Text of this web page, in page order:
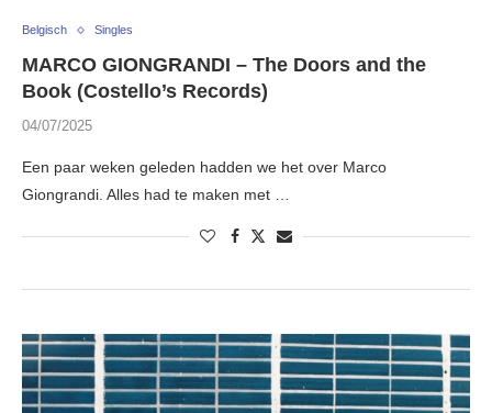
Belgisch Singles
MARCO GIONGRANDI – The Doors and the
Book (Costello’s Records)
04/07/2025
Een paar weken geleden hadden we het over Marco
Giongrandi. Alles had te maken met …